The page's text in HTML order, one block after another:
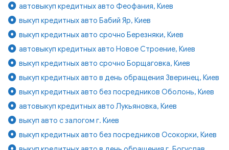
автовыкуп кредитных авто Феофания, Киев
выкуп кредитных авто Бабий Яр, Киев
выкуп кредитных авто срочно Березняки, Киев
автовыкуп кредитных авто Новое Строение, Киев
выкуп кредитных авто срочно Борщаговка, Киев
выкуп кредитных авто в день обращения Зверинец, Киев
выкуп кредитных авто без посредников Оболонь, Киев
автовыкуп кредитных авто Лукьяновка, Киев
выкуп авто с залогом г. Киев
выкуп кредитных авто без посредников Осокорки, Киев